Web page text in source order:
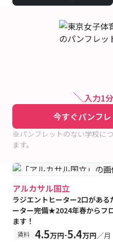
入力1
今すぐパンフレ
※パンフレットのない学校に
ます。
#予約受付中 #空室待ち
アルカサル国立
ラジエントヒーター2口があ
ーター完備★2024年春からフ
ます！
賃料 4.5万円-5.4万円／月